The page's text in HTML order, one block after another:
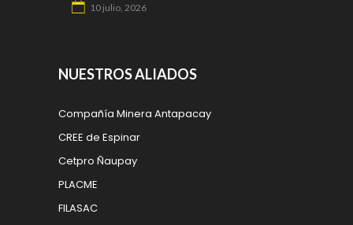
10 julio, 2026
NUESTROS ALIADOS
Compañía Minera Antapacay
CREE de Espinar
Cetpro Ñaupay
PLACME
FILASAC